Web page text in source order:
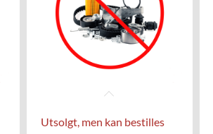
Utsolgt, men kan bestilles